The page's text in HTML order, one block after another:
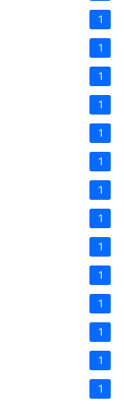
1
1
1
1
1
1
1
1
1
1
1
1
1
1